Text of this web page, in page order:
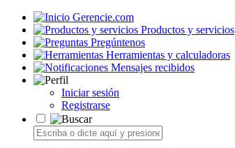
Gerencie.com
Productos y servicios
Pregúntenos
Herramientas y calculadoras
Mensajes recibidos
Iniciar sesión
Registrarse